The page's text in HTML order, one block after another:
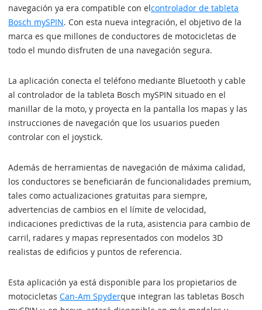
navegación ya era compatible con elcontrolador de tableta
Bosch mySPIN. Con esta nueva integración, el objetivo de la
marca es que millones de conductores de motocicletas de
todo el mundo disfruten de una navegación segura.
La aplicación conecta el teléfono mediante Bluetooth y cable
al controlador de la tableta Bosch mySPIN situado en el
manillar de la moto, y proyecta en la pantalla los mapas y las
instrucciones de navegación que los usuarios pueden
controlar con el joystick.
Además de herramientas de navegación de máxima calidad,
los conductores se beneficiarán de funcionalidades premium,
tales como actualizaciones gratuitas para siempre,
advertencias de cambios en el límite de velocidad,
indicaciones predictivas de la ruta, asistencia para cambio de
carril, radares y mapas representados con modelos 3D
realistas de edificios y puntos de referencia.
Esta aplicación ya está disponible para los propietarios de
motocicletas Can-Am Spyderque integran las tabletas Bosch